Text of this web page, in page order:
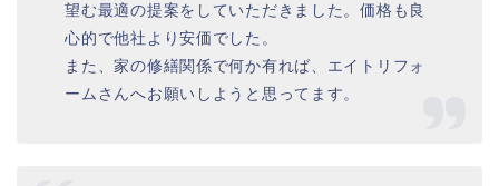
望む最適の提案をしていただきました。価格も良
心的で他社より安価でした。
また、家の修繕関係で何か有れば、エイトリフォ
ームさんへお願いしようと思ってます。